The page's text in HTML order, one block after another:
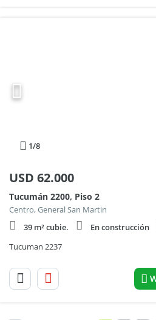
1/8
USD 62.000
Tucumán 2200, Piso 2
Centro, General San Martin
39 m² cubie.
En construcción
Tucuman 2237